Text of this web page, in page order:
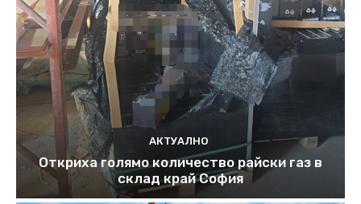
АКТУАЛНО
Откриха голямо количество райски газ в
склад край София